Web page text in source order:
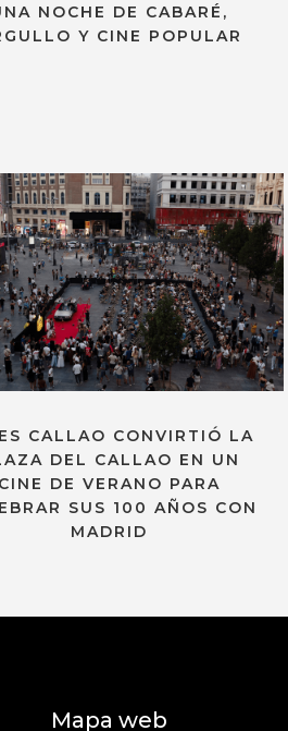
NOCHE DE CABARÉ,
Y CINE POPULAR
CALLAO CONVIRTIÓ LA
DEL CALLAO EN UN
CINE DE VERANO PARA
SUS 100 AÑOS CON
MADRID
Mapa web